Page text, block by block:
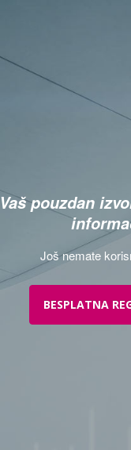
Vaš pouzdan
Još nemate
BESPLATNA